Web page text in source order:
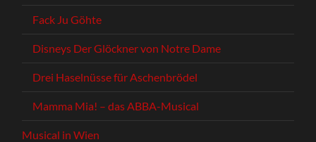
Fack Ju Göhte
Disneys Der Glöckner von Notre Dame
Drei Haselnüsse für Aschenbrödel
Mamma Mia! – das ABBA-Musical
Musical in Wien